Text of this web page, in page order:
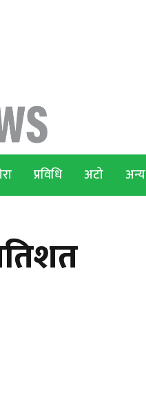
प्रविधि अटो अन्य